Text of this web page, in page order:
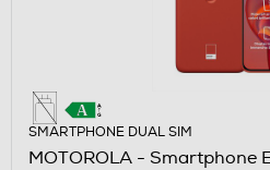
SMARTPHONE DUAL SIM
MOTOROLA - Smartphone